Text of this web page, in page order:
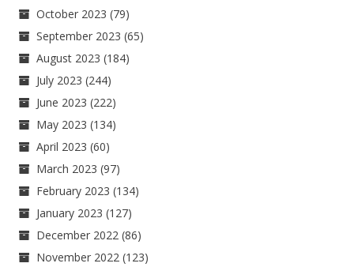
October 2023 (79)
September 2023 (65)
August 2023 (184)
July 2023 (244)
June 2023 (222)
May 2023 (134)
April 2023 (60)
March 2023 (97)
February 2023 (134)
January 2023 (127)
December 2022 (86)
November 2022 (123)